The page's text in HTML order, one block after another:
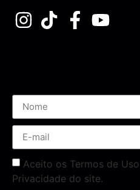
Aceito os Termos de
Privacidade do site.